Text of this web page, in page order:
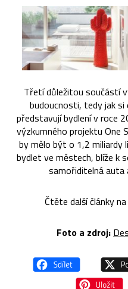
Třetí důležitou součástí
budoucnosti, tedy jak si
představují bydlení v roce
výzkumného projektu One
by mělo být o 1,2 miliardy
bydlet ve městech, blíže k
samořiditelná auta
Čtěte další články
Foto a zdroj: